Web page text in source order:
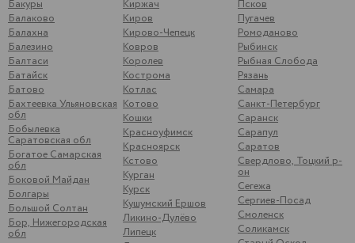
Бакуры
Балаково
Балахна
Балезино
Балтаси
Батайск
Батово
Бахтеевка Ульяновская
обл
Бобылевка
Саратовская обл
Богатое Самарская
обл
Боковой Майдан
Болгары
Большой Солтан
Бор, Нижегородская
обл
Киржач
Киров
Кирово-Чепецк
Ковров
Королев
Кострома
Котлас
Котово
Кошки
Красноуфимск
Красноярск
Кстово
Курган
Курск
Кушумский Ершов
Ликино-Дулёво
Липецк
Псков
Пугачев
Ромоданово
Рыбинск
Рыбная Слобода
Рязань
Самара
Санкт-Петербург
Саранск
Сарапул
Саратов
Свердлово, Тоцкий р-
он
Сегежа
Сергиев-Посад
Смоленск
Соликамск